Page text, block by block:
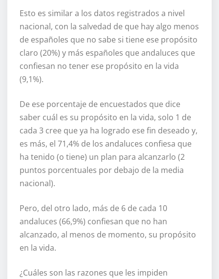
Esto es similar a los datos registrados a nivel
nacional, con la salvedad de que hay algo menos
de españoles que no sabe si tiene ese propósito
claro (20%) y más españoles que andaluces que
confiesan no tener ese propósito en la vida
(9,1%).
De ese porcentaje de encuestados que dice
saber cuál es su propósito en la vida, solo 1 de
cada 3 cree que ya ha logrado ese fin deseado y,
es más, el 71,4% de los andaluces confiesa que
ha tenido (o tiene) un plan para alcanzarlo (2
puntos porcentuales por debajo de la media
nacional).
Pero, del otro lado, más de 6 de cada 10
andaluces (66,9%) confiesan que no han
alcanzado, al menos de momento, su propósito
en la vida.
¿Cuáles son las razones que les impiden